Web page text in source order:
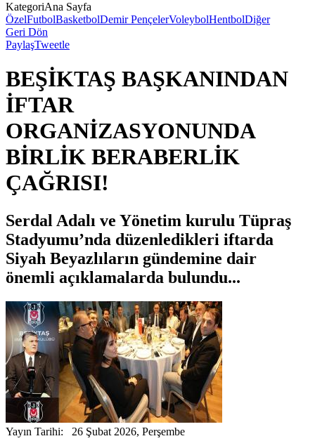
KategoriAna Sayfa
ÖzelFutbolBasketbolDemir PençelerVoleybolHentbolDiğer
Geri Dön
PaylaşTweetle
BEŞİKTAŞ BAŞKANINDAN
İFTAR
ORGANİZASYONUNDA
BİRLİK BERABERLİK
ÇAĞRISI!
Serdal Adalı ve Yönetim kurulu Tüpraş
Stadyumu’nda düzenledikleri iftarda
Siyah Beyazlıların gündemine dair
önemli açıklamalarda bulundu...
Yayın Tarihi: 26 Şubat 2026, Perşembe